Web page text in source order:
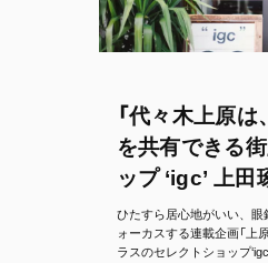
「代々木上原
を共有できる
ップ ‘igc’ 上
ひたすら居心地がいい、眼
ォーカスする連載企画「上
ラスのセレクトショップ